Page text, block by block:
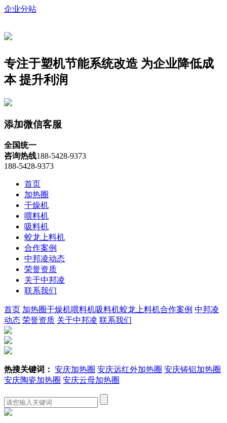
企业分站
专注于塑机节能系统改造 为企业降低成
本 提升利润
添加微信客服
全国统一
咨询热线188-5428-9373
188-5428-9373
首页
加热圈
干燥机
喂料机
吸料机
蛟龙上料机
合作案例
中邦凌动态
荣誉资质
关于中邦凌
联系我们
首页 加热圈干燥机喂料机吸料机蛟龙上料机合作案例 中邦凌
动态 荣誉资质 关于中邦凌 联系我们
热搜关键词： 安庆加热圈 安庆远红外加热圈 安庆铸铝加热圈
安庆陶瓷加热圈 安庆云母加热圈